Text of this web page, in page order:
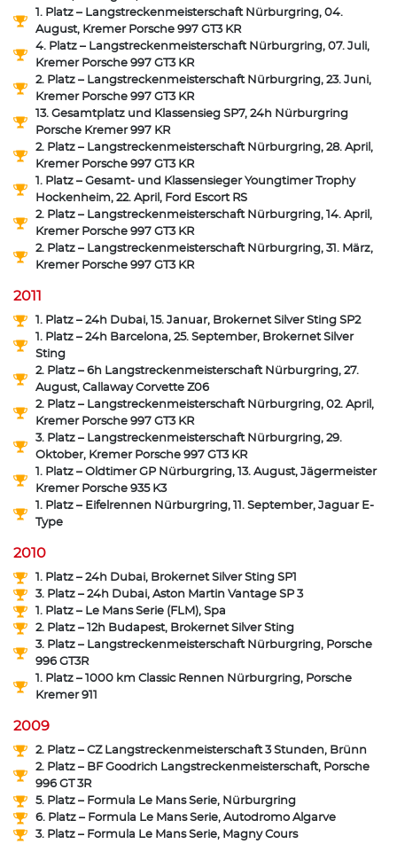
1. Platz – Langstreckenmeisterschaft Nürburgring, 04.
August, Kremer Porsche 997 GT3 KR
4. Platz – Langstreckenmeisterschaft Nürburgring, 07. Juli,
Kremer Porsche 997 GT3 KR
2. Platz – Langstreckenmeisterschaft Nürburgring, 23. Juni,
Kremer Porsche 997 GT3 KR
13. Gesamtplatz und Klassensieg SP7, 24h Nürburgring
Porsche Kremer 997 KR
2. Platz – Langstreckenmeisterschaft Nürburgring, 28. April,
Kremer Porsche 997 GT3 KR
1. Platz – Gesamt- und Klassensieger Youngtimer Trophy
Hockenheim, 22. April, Ford Escort RS
2. Platz – Langstreckenmeisterschaft Nürburgring, 14. April,
Kremer Porsche 997 GT3 KR
2. Platz – Langstreckenmeisterschaft Nürburgring, 31. März,
Kremer Porsche 997 GT3 KR
2011
1. Platz – 24h Dubai, 15. Januar, Brokernet Silver Sting SP2
1. Platz – 24h Barcelona, 25. September, Brokernet Silver
Sting
2. Platz – 6h Langstreckenmeisterschaft Nürburgring, 27.
August, Callaway Corvette Z06
2. Platz – Langstreckenmeisterschaft Nürburgring, 02. April,
Kremer Porsche 997 GT3 KR
3. Platz – Langstreckenmeisterschaft Nürburgring, 29.
Oktober, Kremer Porsche 997 GT3 KR
1. Platz – Oldtimer GP Nürburgring, 13. August, Jägermeister
Kremer Porsche 935 K3
1. Platz – Eifelrennen Nürburgring, 11. September, Jaguar E-
Type
2010
1. Platz – 24h Dubai, Brokernet Silver Sting SP1
3. Platz – 24h Dubai, Aston Martin Vantage SP 3
1. Platz – Le Mans Serie (FLM), Spa
2. Platz – 12h Budapest, Brokernet Silver Sting
3. Platz – Langstreckenmeisterschaft Nürburgring, Porsche
996 GT3R
1. Platz – 1000 km Classic Rennen Nürburgring, Porsche
Kremer 911
2009
2. Platz – CZ Langstreckenmeisterschaft 3 Stunden, Brünn
2. Platz – BF Goodrich Langstreckenmeisterschaft, Porsche
996 GT 3R
5. Platz – Formula Le Mans Serie, Nürburgring
6. Platz – Formula Le Mans Serie, Autodromo Algarve
3. Platz – Formula Le Mans Serie, Magny Cours